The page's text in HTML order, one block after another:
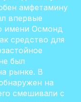
амфетамину
впервые
имени Осмонд
средство для
был
рынке. В
на
смешивали с